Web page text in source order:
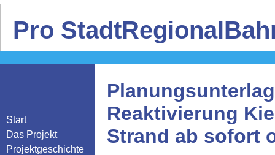
Pro
Start
Das Projekt
Projektgeschichte
Reaktivierung
Strand ab sofort